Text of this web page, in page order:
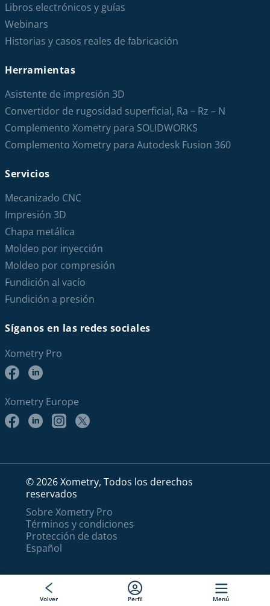
Volver Perfil Menú
Libros electrónicos y guías
Webinars
Historias y casos reales de fabricación
Herramientas
Asistente de impresión 3D
Convertidor de rugosidad superficial, Ra – Rz – N
Complemento Xometry para SOLIDWORKS
Complemento Xometry para Autodesk Fusion 360
Servicios
Mecanizado CNC
Impresión 3D
Chapa metálica
Moldeo por inyección
Moldeo por compresión
Fundición al vacío
Fundición a presión
Síganos en las redes sociales
Xometry Pro
Xometry Europe
© 2026 Xometry, Todos los derechos
reservados
Sobre Xometry Pro
Términos y condiciones
Protección de datos
Español